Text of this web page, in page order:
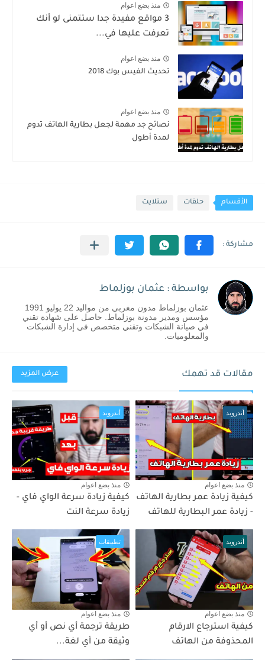
منذ بضع اعوام
3 مواقع مفيدة جدا ستتمنى لو أنك
تعرفت عليها في...
منذ بضع اعوام
تحديث الفيس بوك 2018
منذ بضع اعوام
نصائح جد مهمة لجعل بطارية الهاتف تدوم
لمدة أطول
الأقسام حلقات ستلايت
بواسطة : عثمان بوزلماط
عثمان بوزلماط مدون مغربي من مواليد 22 يوليو 1991
مؤسس ومدير مدونة بوزلماط. حاصل على شهادة تقني
في صيانة الشبكات وتقني متخصص في إدارة الشبكات
والمعلوميات.
مقالات قد تهمك عرض المزيد
أندرويد
منذ بضع اعوام
كيفية زيادة عمر بطارية الهاتف
- زيادة عمر البطارية للهاتف
أندرويد
منذ بضع اعوام
كيفية زيادة سرعة الواي فاي -
زيادة سرعة النت
أندرويد
منذ بضع اعوام
كيفية استرجاع الارقام
المحذوفة من الهاتف
تطبيقات
منذ بضع اعوام
طريقة ترجمة أي نص أو أي
وثيقة من أي لغة...